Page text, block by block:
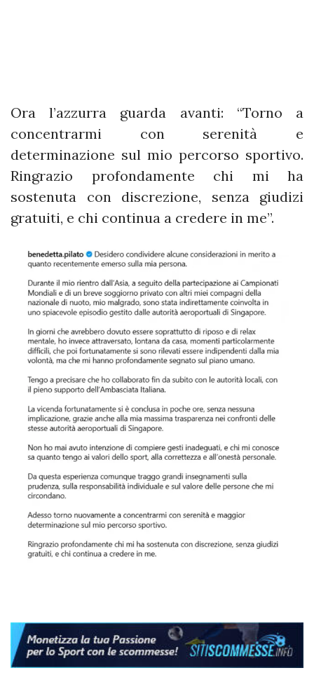
Ora l’azzurra guarda avanti: “Torno a
concentrarmi con serenità e
determinazione sul mio percorso sportivo.
Ringrazio profondamente chi mi ha
sostenuta con discrezione, senza giudizi
gratuiti, e chi continua a credere in me”.